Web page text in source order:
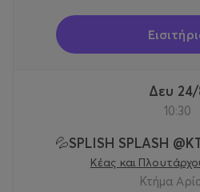
Δευ
10:30
💦SPLISH SPLASH
Κέας και
Κτήμα